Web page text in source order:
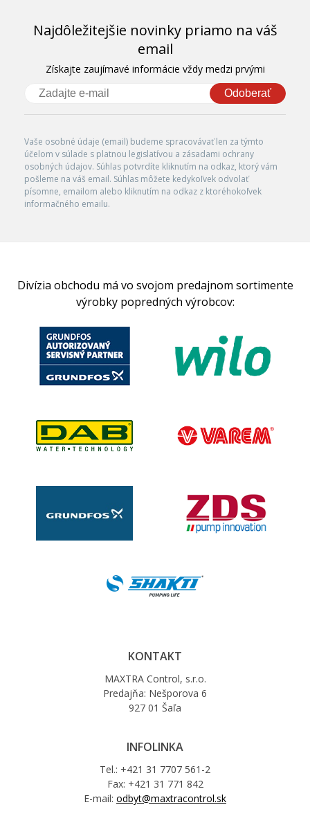
Najdôležitejšie novinky priamo na váš
email
Získajte zaujímavé informácie vždy medzi prvými
Odoberať
Vaše osobné údaje (email) budeme spracovávať len za týmto
účelom v súlade s platnou legislatívou a zásadami ochrany
osobných údajov. Súhlas potvrdíte kliknutím na odkaz, ktorý vám
pošleme na váš email. Súhlas môžete kedykoľvek odvolať
písomne, emailom alebo kliknutím na odkaz z ktoréhokoľvek
informačného emailu.
Divízia obchodu má vo svojom predajnom sortimente
výrobky popredných výrobcov:
KONTAKT
MAXTRA Control, s.r.o.
Predajňa: Nešporova 6
927 01 Šaľa
INFOLINKA
Tel.: +421 31 7707 561-2
Fax: +421 31 771 842
E-mail: odbyt@maxtracontrol.sk